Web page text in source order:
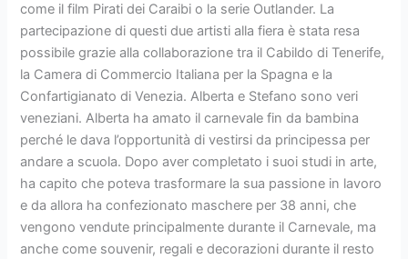
come il film Pirati dei Caraibi o la serie Outlander. La
partecipazione di questi due artisti alla fiera è stata resa
possibile grazie alla collaborazione tra il Cabildo di Tenerife,
la Camera di Commercio Italiana per la Spagna e la
Confartigianato di Venezia. Alberta e Stefano sono veri
veneziani. Alberta ha amato il carnevale fin da bambina
perché le dava l’opportunità di vestirsi da principessa per
andare a scuola. Dopo aver completato i suoi studi in arte,
ha capito che poteva trasformare la sua passione in lavoro
e da allora ha confezionato maschere per 38 anni, che
vengono vendute principalmente durante il Carnevale, ma
anche come souvenir, regali e decorazioni durante il resto